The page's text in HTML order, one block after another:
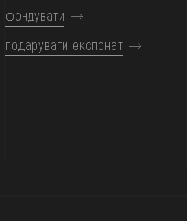
фондувати
подарувати експонат